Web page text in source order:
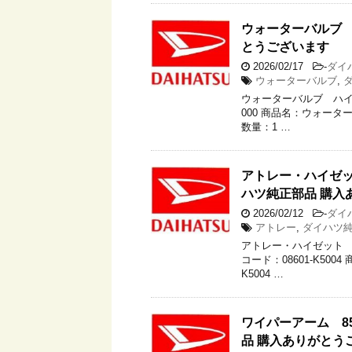
ウォーターバル
とうございます
2026/02/17 -ダイ
ウォーターバルブ,
ウォーターバルブ ハ
000 商品名：ウォー
数量：1 …
アトレー・ハイ
ハツ純正部品 購入
2026/02/12 -ダイ
アトレー, ダイハツ
アトレー・ハイゼット
コード：08601-K5004
K5004 …
ワイパーアーム
品 購入ありがとう